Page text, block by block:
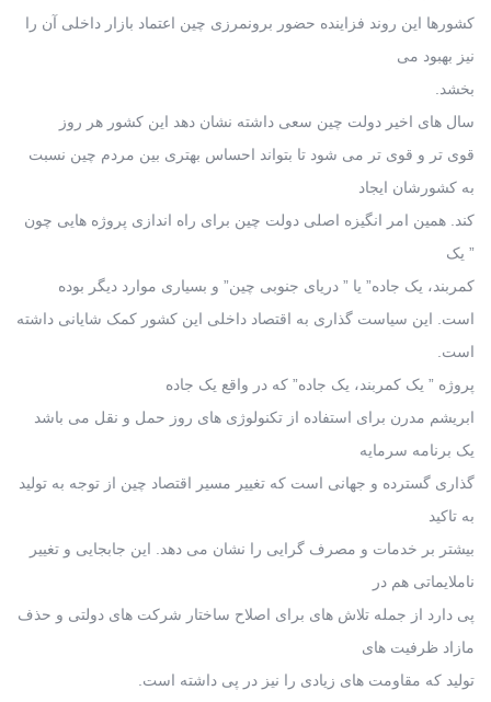
کشورها این روند فزاینده حضور برونمرزی چین اعتماد بازار داخلی آن را
نیز بهبود می
بخشد.
سال های اخیر دولت چین سعی داشته نشان دهد این کشور هر روز
قوی تر و قوی تر می شود تا بتواند احساس بهتری بین مردم چین نسبت
به کشورشان ایجاد
کند. همین امر انگیزه اصلی دولت چین برای راه اندازی پروژه هایی چون
” یک
کمربند، یک جاده” یا ” دریای جنوبی چین” و بسیاری موارد دیگر بوده
است. این سیاست گذاری به اقتصاد داخلی این کشور کمک شایانی داشته
است.
پروژه ” یک کمربند، یک جاده” که در واقع یک جاده
ابریشم مدرن برای استفاده از تکنولوژی های روز حمل و نقل می باشد
یک برنامه سرمایه
گذاری گسترده و جهانی است که تغییر مسیر اقتصاد چین از توجه به تولید
به تاکید
بیشتر بر خدمات و مصرف گرایی را نشان می دهد. این جابجایی و تغییر
ناملایماتی هم در
پی دارد از جمله تلاش های برای اصلاح ساختار شرکت های دولتی و حذف
مازاد ظرفیت های
تولید که مقاومت های زیادی را نیز در پی داشته است.